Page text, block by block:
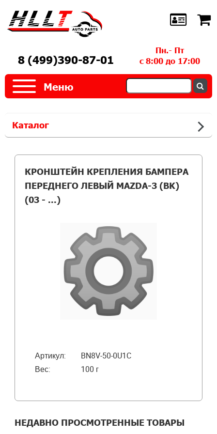
8 (499)390-87-01
Пн.- Пт
с 8:00 до 17:00
Меню
Каталог
КРОНШТЕЙН КРЕПЛЕНИЯ БАМПЕРА
ПЕРЕДНЕГО ЛЕВЫЙ MAZDA-3 (BK)
(03 - ...)
Артикул:
BN8V-50-0U1C
Вес:
100 г
НЕДАВНО ПРОСМОТРЕННЫЕ ТОВАРЫ